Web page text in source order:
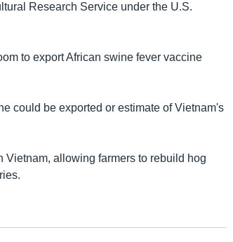
Research Service under the U.S.
to export African swine fever vaccine
could be exported or estimate of Vietnam's
allowing farmers to rebuild hog